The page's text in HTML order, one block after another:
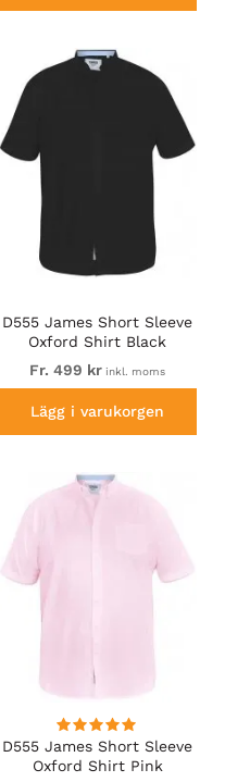
D555 James Short Sleeve
Oxford Shirt Black
Fr. 499 kr inkl. moms
Lägg i varukorgen
D555 James Short Sleeve
Oxford Shirt Pink